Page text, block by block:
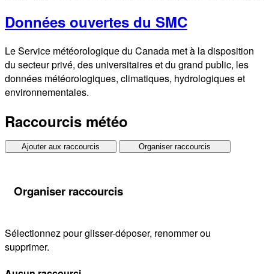
Données ouvertes du SMC
Le Service météorologique du Canada met à la disposition
du secteur privé, des universitaires et du grand public, les
données météorologiques, climatiques, hydrologiques et
environnementales.
Raccourcis météo
Ajouter aux raccourcis Organiser raccourcis
Organiser raccourcis
Sélectionnez pour glisser-déposer, renommer ou
supprimer.